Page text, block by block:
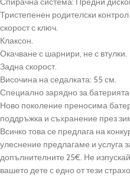
Тристепенен родителски
скорост с ключ.
Клаксон.
Окачване с шарнири, не с втулки.
Задна скорост.
Височина на седалката: 55 см.
Специално зарядно за батерията.
Ново поколение преносима
поддръжка и съхранение през
Всичко това се предлага на
улеснение предлагаме и услуга
допълнителните 25€. Не
вашето дете с едно от тези